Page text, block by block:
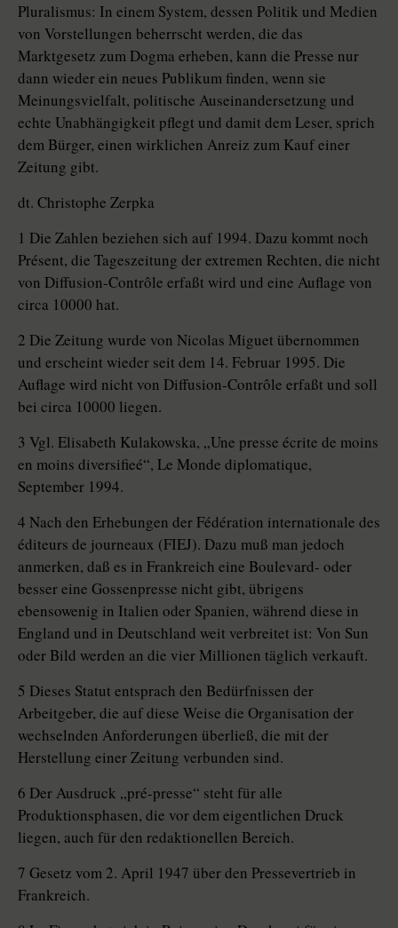
Pluralismus: In einem System, dessen Politik und Medien
von Vorstellungen beherrscht werden, die das
Marktgesetz zum Dogma erheben, kann die Presse nur
dann wieder ein neues Publikum finden, wenn sie
Meinungsvielfalt, politische Auseinandersetzung und
echte Unabhängigkeit pflegt und damit dem Leser, sprich
dem Bürger, einen wirklichen Anreiz zum Kauf einer
Zeitung gibt.
dt. Christophe Zerpka
1 Die Zahlen beziehen sich auf 1994. Dazu kommt noch
Présent, die Tageszeitung der extremen Rechten, die nicht
von Diffusion-Contrôle erfaßt wird und eine Auflage von
circa 10000 hat.
2 Die Zeitung wurde von Nicolas Miguet übernommen
und erscheint wieder seit dem 14. Februar 1995. Die
Auflage wird nicht von Diffusion-Contrôle erfaßt und soll
bei circa 10000 liegen.
3 Vgl. Elisabeth Kulakowska, „Une presse écrite de moins
en moins diversifieé“, Le Monde diplomatique,
September 1994.
4 Nach den Erhebungen der Fédération internationale des
éditeurs de journeaux (FIEJ). Dazu muß man jedoch
anmerken, daß es in Frankreich eine Boulevard- oder
besser eine Gossenpresse nicht gibt, übrigens
ebensowenig in Italien oder Spanien, während diese in
England und in Deutschland weit verbreitet ist: Von Sun
oder Bild werden an die vier Millionen täglich verkauft.
5 Dieses Statut entsprach den Bedürfnissen der
Arbeitgeber, die auf diese Weise die Organisation der
wechselnden Anforderungen überließ, die mit der
Herstellung einer Zeitung verbunden sind.
6 Der Ausdruck „pré-presse“ steht für alle
Produktionsphasen, die vor dem eigentlichen Druck
liegen, auch für den redaktionellen Bereich.
7 Gesetz vom 2. April 1947 über den Pressevertrieb in
Frankreich.